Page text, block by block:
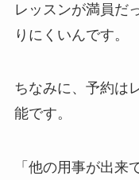
レッスンが満員だ
りにくいんです。
ちなみに、予約は
能です。
「他の用事が出来